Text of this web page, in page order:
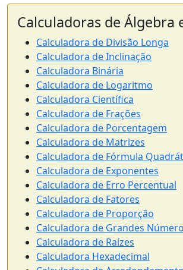
Calculadoras de Álgebra
Calculadora de Divisão Longa
Calculadora de Inclinação
Calculadora Binária
Calculadora de Logaritmo
Calculadora Científica
Calculadora de Frações
Calculadora de Porcentagem
Calculadora de Matrizes
Calculadora de Fórmula
Calculadora de Exponentes
Calculadora de Erro Percentual
Calculadora de Fatores
Calculadora de Proporção
Calculadora de Grandes
Calculadora de Raízes
Calculadora Hexadecimal